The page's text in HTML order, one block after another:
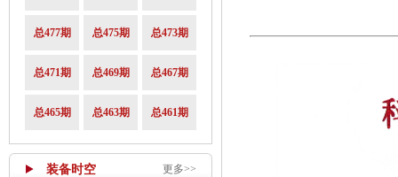
总477期 总475期 总473期
总471期 总469期 总467期
总465期 总463期 总461期
装备时空 更多>>